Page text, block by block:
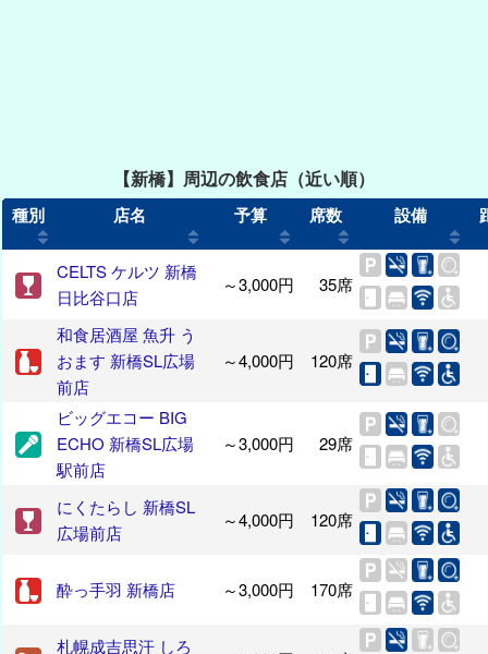
【新橋】周辺の飲食店（近い順）
種別 店名 予算 席数 設備
CELTS ケルツ 新橋
日比谷口店
～3,000円 35席
和食居酒屋 魚升 う
おます 新橋SL広場
前店
～4,000円 120席
ビッグエコー BIG
ECHO 新橋SL広場
駅前店
～3,000円 29席
にくたらし 新橋SL
広場前店
～4,000円 120席
酔っ手羽 新橋店 ～3,000円 170席
札幌成吉思汗 しろ